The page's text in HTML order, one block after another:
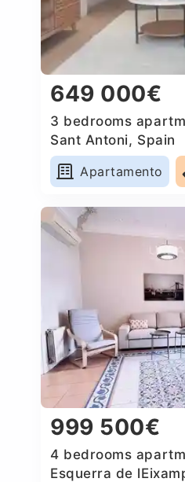
649 000€
3 bedrooms
Sant Antoni, Spain
Apartamento
999 500€
4 bedrooms
Esquerra de